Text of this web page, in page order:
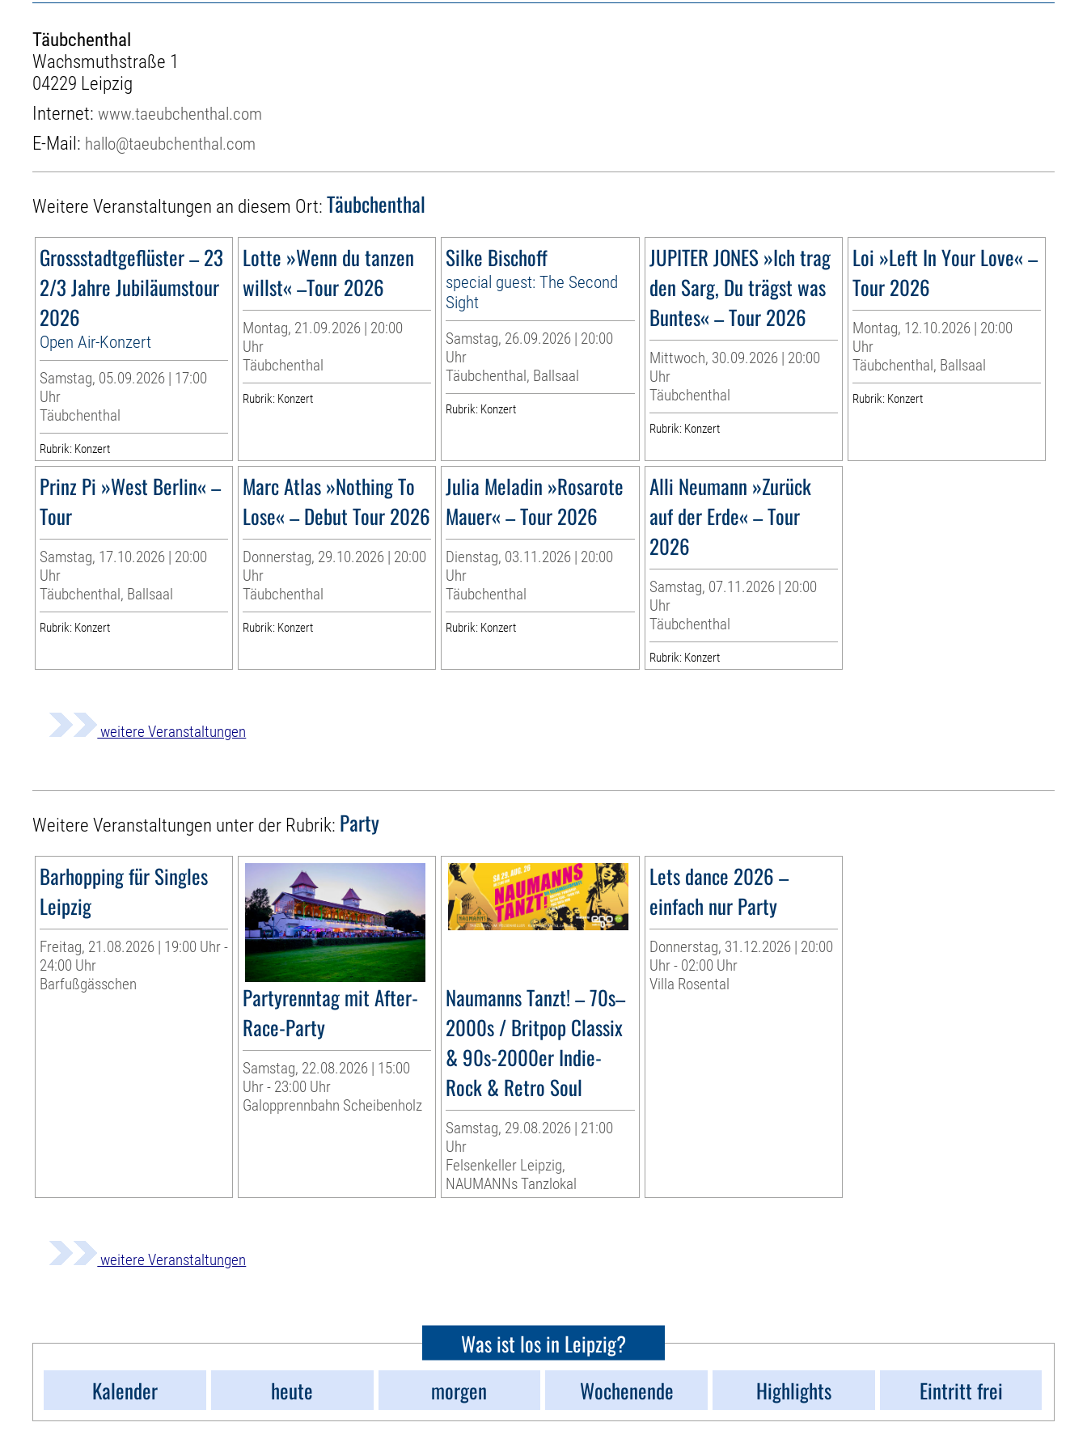
Täubchenthal
Wachsmuthstraße 1
04229 Leipzig
Internet:www.taeubchenthal.com
E-Mail: hallo@taeubchenthal.com
Weitere Veranstaltungen an diesem Ort: Täubchenthal
Grossstadtgeflüster – 23
2/3 Jahre Jubiläumstour
2026
Open Air-Konzert
Samstag, 05.09.2026 | 17:00
Uhr
Täubchenthal
Rubrik: Konzert
Lotte »Wenn du tanzen
willst« –Tour 2026
Montag, 21.09.2026 | 20:00
Uhr
Täubchenthal
Rubrik: Konzert
Silke Bischoff
special guest: The Second
Sight
Samstag, 26.09.2026 | 20:00
Uhr
Täubchenthal, Ballsaal
Rubrik: Konzert
JUPITER JONES »Ich trag
den Sarg, Du trägst was
Buntes« – Tour 2026
Mittwoch, 30.09.2026 | 20:00
Uhr
Täubchenthal
Rubrik: Konzert
Loi »Left In Your Love« –
Tour 2026
Montag, 12.10.2026 | 20:00
Uhr
Täubchenthal, Ballsaal
Rubrik: Konzert
Prinz Pi »West Berlin« –
Tour
Samstag, 17.10.2026 | 20:00
Uhr
Täubchenthal, Ballsaal
Rubrik: Konzert
Marc Atlas »Nothing To
Lose« – Debut Tour 2026
Donnerstag, 29.10.2026 | 20:00
Uhr
Täubchenthal
Rubrik: Konzert
Julia Meladin »Rosarote
Mauer« – Tour 2026
Dienstag, 03.11.2026 | 20:00
Uhr
Täubchenthal
Rubrik: Konzert
Alli Neumann »Zurück
auf der Erde« – Tour
2026
Samstag, 07.11.2026 | 20:00
Uhr
Täubchenthal
Rubrik: Konzert
weitere Veranstaltungen
Weitere Veranstaltungen unter der Rubrik: Party
Barhopping für Singles
Leipzig
Freitag, 21.08.2026 | 19:00 Uhr -
24:00 Uhr
Barfußgässchen
Partyrenntag mit After-
Race-Party
Samstag, 22.08.2026 | 15:00
Uhr - 23:00 Uhr
Galopprennbahn Scheibenholz
Naumanns Tanzt! – 70s–
2000s / Britpop Classix
& 90s-2000er Indie-
Rock & Retro Soul
Samstag, 29.08.2026 | 21:00
Uhr
Felsenkeller Leipzig,
NAUMANNs Tanzlokal
Lets dance 2026 –
einfach nur Party
Donnerstag, 31.12.2026 | 20:00
Uhr - 02:00 Uhr
Villa Rosental
weitere Veranstaltungen
Was ist los in Leipzig?
Kalender
heute morgen Wochenende Highlights Eintritt frei